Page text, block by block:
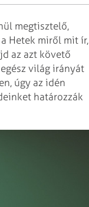
megtisztelő,
Hetek miről mit ír,
az azt követő
világ irányát
úgy az idén
határozzák